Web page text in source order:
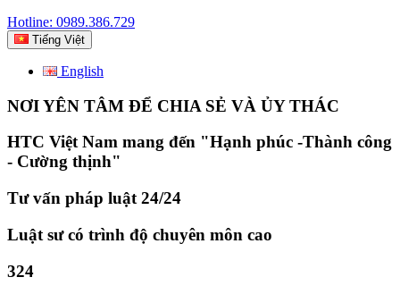
Hotline: 0989.386.729
Tiếng Việt
English
NƠI YÊN TÂM ĐỂ CHIA SẺ VÀ ỦY THÁC
HTC Việt Nam mang đến "Hạnh phúc -Thành công
- Cường thịnh"
Tư vấn pháp luật 24/24
Luật sư có trình độ chuyên môn cao
324